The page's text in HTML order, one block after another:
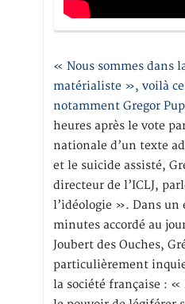
« Nous sommes dans
matérialiste », voilà
notamment Gregor
heures après le vote
nationale d’un texte
et le suicide assisté,
directeur de l’ICLJ,
l’idéologie ». Dans un
minutes accordé au
Joubert des Ouches,
particulièrement
la société française : «